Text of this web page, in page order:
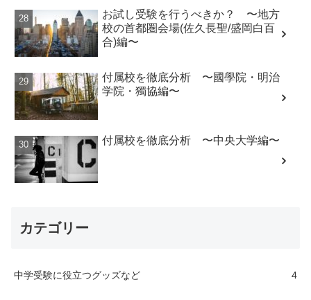
お試し受験を行うべきか？ 〜地方
校の首都圏会場(佐久長聖/盛岡白百
合)編〜
付属校を徹底分析 〜國學院・明治
学院・獨協編〜
付属校を徹底分析 〜中央大学編〜
カテゴリー
中学受験に役立つグッズなど 4